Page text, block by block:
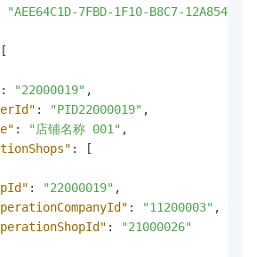
"AEE64C1D-7FBD-1F10-B8C7-
[
: "22000019" ,
: "PID22000019" ,
: "店铺名称 001" ,
:
[
: "22000019" ,
: "11200003" ,
:
"21000026"